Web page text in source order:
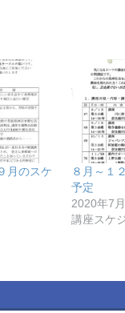
月のスケ
８月～１
予定
2020年7
講座スケ